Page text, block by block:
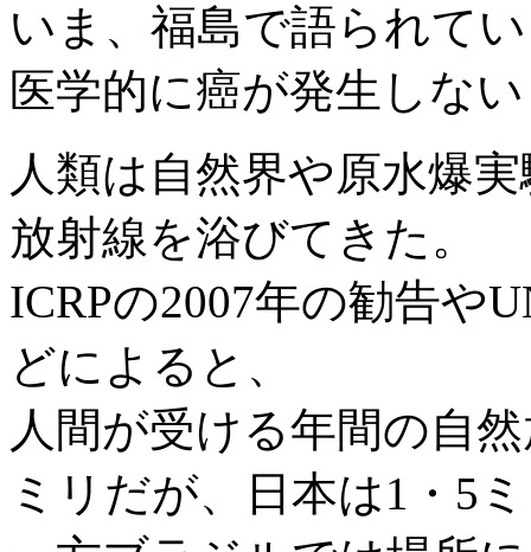
いま、福島で語られて
医学的に癌が発生しな
人類は自然界や原水爆
放射線を浴びてきた。
ICRPの2007年の勧告や
どによると、
人間が受ける年間の自
ミリだが、日本は1・5